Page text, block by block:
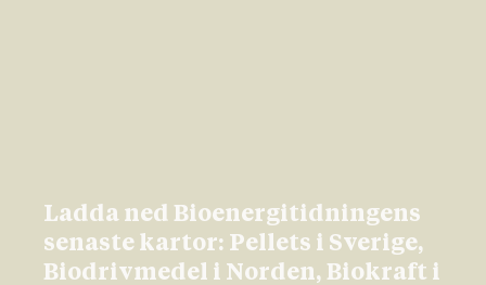
Ladda ned Bioenergitidningens
senaste kartor: Pellets i Sverige,
Biodrivmedel i Norden, Biokraft i